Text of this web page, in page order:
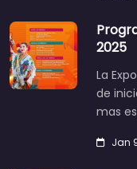
2025
La
de
mas
Jan